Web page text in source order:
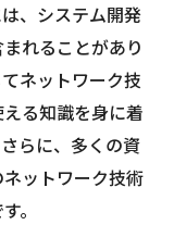
、システム開発
れることがあり
ネットワーク技
る知識を身に着
らに、多くの資
ットワーク技術
。